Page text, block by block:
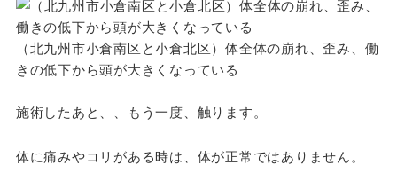
（北九州市小倉南区と小倉北区）体全体の崩れ、歪み、働
きの低下から頭が大きくなっている
施術したあと、、もう一度、触ります。
体に痛みやコリがある時は、体が正常ではありません。